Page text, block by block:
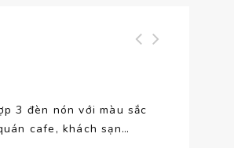
3 đèn nón với màu sắc
cafe, khách sạn…